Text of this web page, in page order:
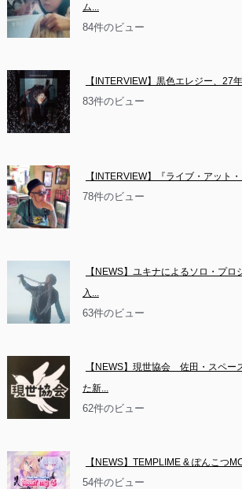
ム...
84件のビュー
【INTERVIEW】黒色エレジー、27
83件のビュー
【INTERVIEW】『ライブ・アット
78件のビュー
【NEWS】ユキナによるソロ・プ
入...
63件のビュー
【NEWS】現世協会　佐田・スペー
た新...
62件のビュー
【NEWS】TEMPLIME & ぽんこつMC
54件のビュー